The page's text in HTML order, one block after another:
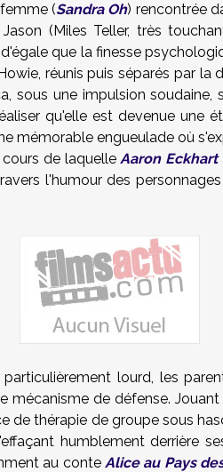
(Sandra Oh) rencontrée
(Miles Teller, très
que la finesse
réunis puis séparés par la
sous une impulsion
qu'elle est devenue une
mémorable engueulade où
cours de laquelleAaron Eckhart
l'humour des
lourd, les
mécanisme de défense.
de thérapie de groupe sous
humblement derrière
au conte Alice au Pays